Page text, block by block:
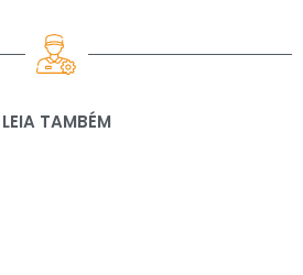
LEIA TAMBÉM